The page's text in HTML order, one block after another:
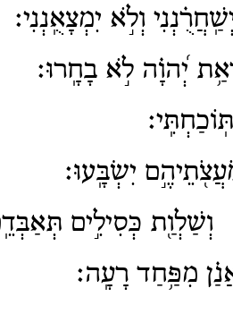
וְלֹ֣א יִמְצָאֻֽנְנִי׃
יְ֝הוָ֗ה לֹ֣א בָחָֽרוּ׃
יִשְׂבָּֽעוּ׃
כְּסִילִ֣ים
מִפַּ֥חַד רָעָֽה׃